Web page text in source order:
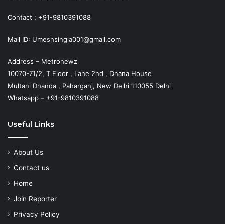
Contact : +91-9810391088
Mail ID: Umeshsingla001@gmail.com
Address – Metronewz
10070-71/2, T Floor , Lane 2nd , Dnana House
Multani Dhanda , Paharganj, New Delhi 110055 Delhi
Whatsapp – +91-9810391088
Useful Links
About Us
Contact us
Home
Join Reporter
Privacy Policy